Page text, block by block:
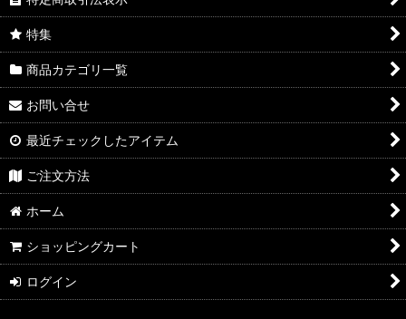
特集
商品カテゴリ一覧
お問い合せ
最近チェックしたアイテム
ご注文方法
ホーム
ショッピングカート
ログイン